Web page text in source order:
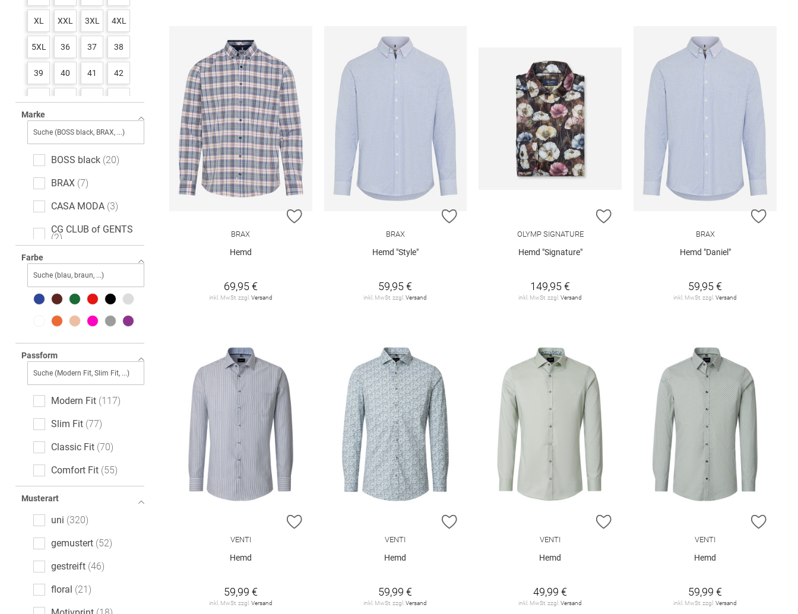
XL XXL 3XL 4XL
5XL 36 37 38
39 40 41 42
Marke
BOSS black 20
BRAX 7
CASA MODA 3
CG CLUB of GENTS
2
CINQUE 3
DESOTO 1
DIGEL
DRYKORN
ETERNA
OLYMP 73
OLYMP SIGNATURE
50
PROFUOMO
REDMOND 5
ROY ROBSON 7
SEIDENSTICKER
VENTI 117
Farbe
Passform
Modern Fit 117
Slim Fit 77
Classic Fit 70
Comfort Fit 55
Tailored Fit
Body Fit
Regular Fit 33
Extra Slim Fit
Wide Fit 3
Relaxed Fit 1
Musterart
uni 320
gemustert 52
gestreift 46
floral 21
ZUR WUNSCHLISTE HINZUFÜGEN
BRAX
Hemd
69,95 €
inkl. MwSt. zzgl. Versand
ZUR WUNSCHLISTE HINZUFÜGEN
BRAX
Hemd "Style"
59,95 €
inkl. MwSt. zzgl.Versand
OLYMP SIGNATURE
Hemd "Signature"
149,95 €
inkl. MwSt. zzgl.Versand
ZUR
BRAX
Hemd "Daniel"
59,95 €
inkl. MwSt. zzgl.Versand
ZUR WUNSCHLISTE HINZUFÜGEN
VENTI
Hemd
59,99 €
inkl. MwSt. zzgl. Versand
ZUR WUNSCHLISTE HINZUFÜGEN
VENTI
Hemd
59,99 €
inkl. MwSt. zzgl.Versand
VENTI
Hemd
49,99 €
inkl. MwSt. zzgl.Versand
ZUR
VENTI
Hemd
59,99 €
inkl. MwSt. zzgl.Versand